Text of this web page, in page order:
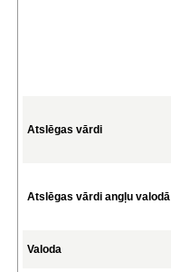
Atslēgas vārdi
Atslēgas vārdi angļu valodā
Valoda